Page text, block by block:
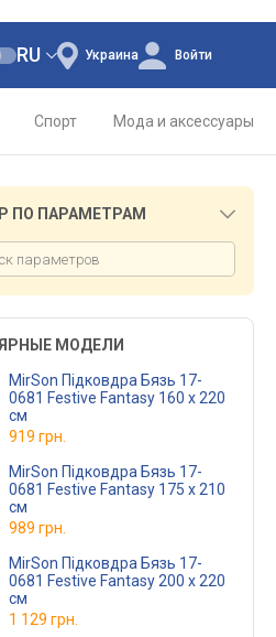
Украина
RU Войти
Спорт Мода и аксессуары
ПО ПАРАМЕТРАМ
МОДЕЛИ
MirSon Підковдра Бязь 17-
0681 Festive Fantasy 160 x 220
см
919 грн.
MirSon Підковдра Бязь 17-
0681 Festive Fantasy 175 x 210
см
989 грн.
MirSon Підковдра Бязь 17-
0681 Festive Fantasy 200 x 220
см
1 129 грн.